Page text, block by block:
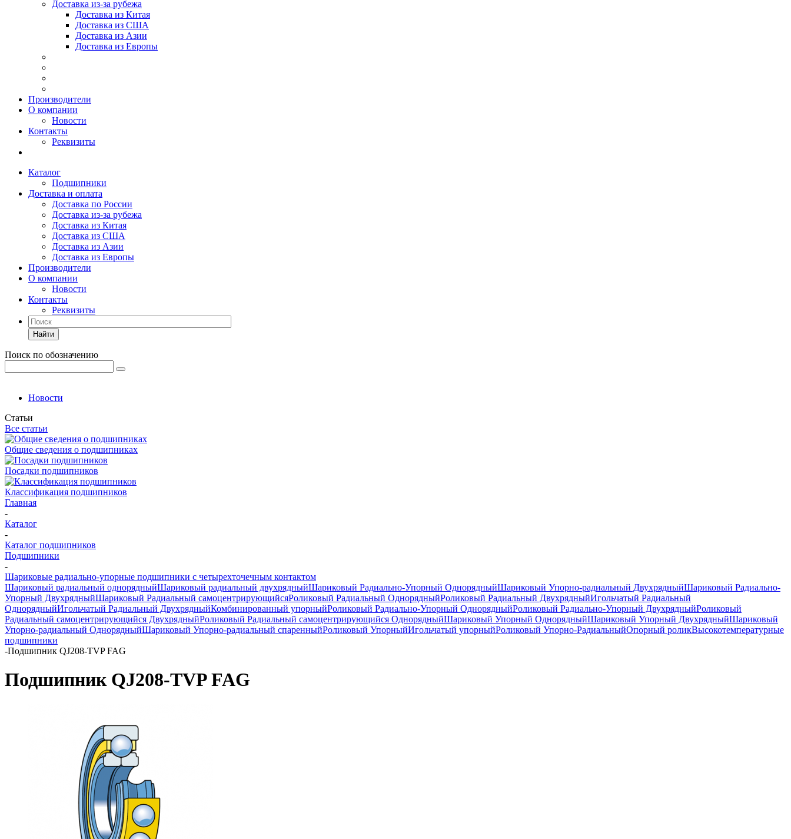
Доставка из-за рубежа
Доставка из Китая
Доставка из США
Доставка из Азии
Доставка из Европы
Производители
О компании
Новости
Контакты
Реквизиты
Каталог
Подшипники
Доставка и оплата
Доставка по России
Доставка из-за рубежа
Доставка из Китая
Доставка из США
Доставка из Азии
Доставка из Европы
Производители
О компании
Новости
Контакты
Реквизиты
Найти
Поиск по обозначению
Новости
Статьи
Все статьи
Общие сведения о подшипниках
Посадки подшипников
Классификация подшипников
Главная
-
Каталог
-
Каталог подшипников
Подшипники
-
Шариковые радиально-упорные подшипники с четырехточечным контактом
Шариковый радиальный однорядныйШариковый радиальный двухрядныйШариковый Радиально-Упорный ОднорядныйШариковый Упорно-радиальный ДвухрядныйШариковый Радиально-
Упорный ДвухрядныйШариковый Радиальный самоцентрирующийсяРоликовый Радиальный ОднорядныйРоликовый Радиальный ДвухрядныйИгольчатый Радиальный
ОднорядныйИгольчатый Радиальный ДвухрядныйКомбинированный упорныйРоликовый Радиально-Упорный ОднорядныйРоликовый Радиально-Упорный ДвухрядныйРоликовый
Радиальный самоцентрирующийся ДвухрядныйРоликовый Радиальный самоцентрирующийся ОднорядныйШариковый Упорный ОднорядныйШариковый Упорный ДвухрядныйШариковый
Упорно-радиальный ОднорядныйШариковый Упорно-радиальный спаренныйРоликовый УпорныйИгольчатый упорныйРоликовый Упорно-РадиальныйОпорный роликВысокотемпературные
подшипники
-Подшипник QJ208-TVP FAG
Подшипник QJ208-TVP FAG